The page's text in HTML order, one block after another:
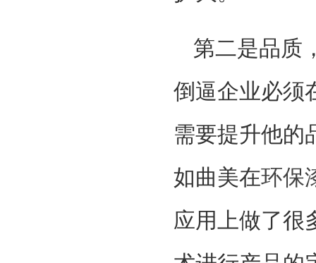
第二是品质
倒逼企业必须
需要提升他的
如曲美在环保
应用上做了很